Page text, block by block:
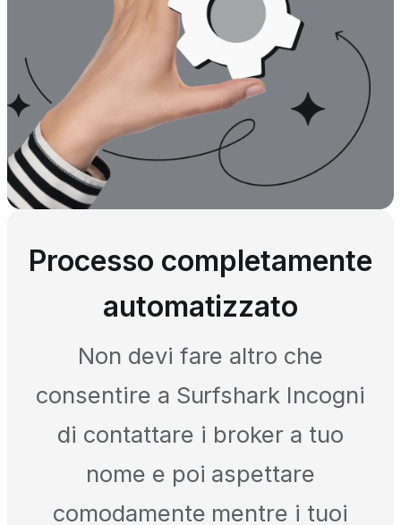
Processo completamente
automatizzato
Non devi fare altro che
consentire a Surfshark Incogni
di contattare i broker a tuo
nome e poi aspettare
comodamente mentre i tuoi